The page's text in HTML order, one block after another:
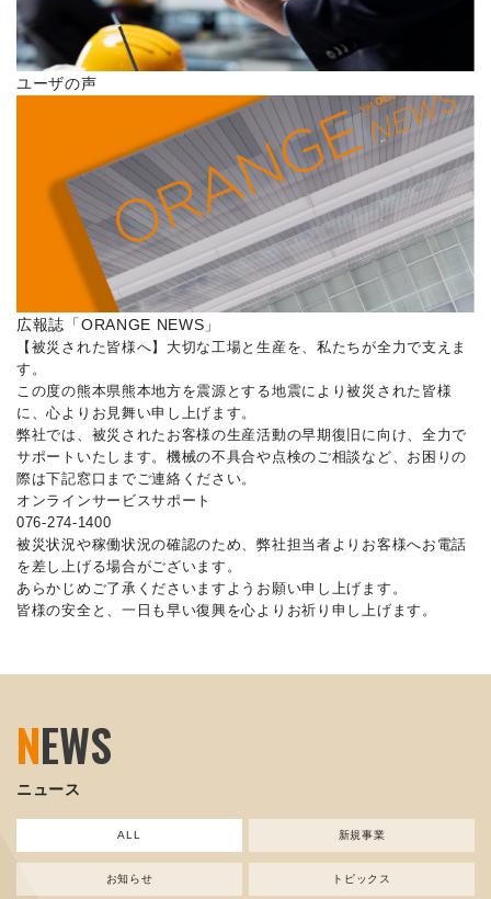
ユーザの声
広報誌「ORANGE NEWS」
【被災された皆様へ】大切な工場と生産を、私たちが全力で支えま
す。
この度の熊本県熊本地方を震源とする地震により被災された皆様
に、心よりお見舞い申し上げます。
弊社では、被災されたお客様の生産活動の早期復旧に向け、全力で
サポートいたします。機械の不具合や点検のご相談など、お困りの
際は下記窓口までご連絡ください。
オンラインサービスサポート
076-274-1400
被災状況や稼働状況の確認のため、弊社担当者よりお客様へお電話
を差し上げる場合がございます。
あらかじめご了承くださいますようお願い申し上げます。
皆様の安全と、一日も早い復興を心よりお祈り申し上げます。
NEWS
ニュース
ALL 新規事業
お知らせ トピックス